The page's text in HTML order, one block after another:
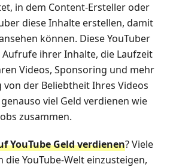
in dem Content-Ersteller oder
diese Inhalte erstellen, damit
können. Diese YouTuber
ihrer Inhalte, die Laufzeit
Videos, Sponsoring und mehr
von der Beliebtheit Ihres Videos
viel Geld verdienen wie
zusammen.
YouTube Geld verdienen? Viele
die YouTube-Welt einzusteigen,